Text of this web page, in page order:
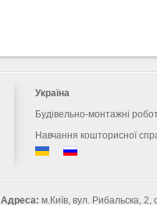
Україна
Будівельно-монтажні
Навчання кошторисної
Адреса: м.Київ, вул. Рибальска, 2,